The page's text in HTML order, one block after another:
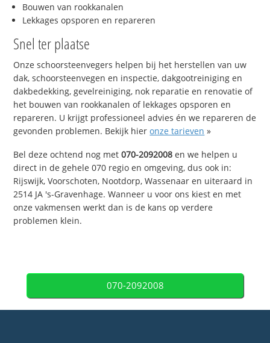
Bouwen van rookkanalen
Lekkages opsporen en repareren
Snel ter plaatse
Onze schoorsteenvegers helpen bij het herstellen van uw
dak, schoorsteenvegen en inspectie, dakgootreiniging en
dakbedekking, gevelreiniging, nok reparatie en renovatie of
het bouwen van rookkanalen of lekkages opsporen en
repareren. U krijgt professioneel advies én we repareren de
gevonden problemen. Bekijk hieronze tarieven »
Bel deze ochtend nog met070-2092008 en we helpen u
direct in de gehele 070 regio en omgeving, dus ook in:
Rijswijk, Voorschoten, Nootdorp, Wassenaar en uiteraard in
2514 JA 's-Gravenhage. Wanneer u voor ons kiest en met
onze vakmensen werkt dan is de kans op verdere
problemen klein.
070-2092008